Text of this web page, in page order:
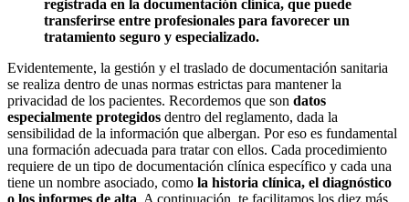
registrada en la documentación clínica, que puede
transferirse entre profesionales para favorecer un
tratamiento seguro y especializado.
Evidentemente, la gestión y el traslado de documentación sanitaria
se realiza dentro de unas normas estrictas para mantener la
privacidad de los pacientes. Recordemos que son datos
especialmente protegidos dentro del reglamento, dada la
sensibilidad de la información que albergan. Por eso es fundamental
una formación adecuada para tratar con ellos. Cada procedimiento
requiere de un tipo de documentación clínica específico y cada una
tiene un nombre asociado, como la historia clínica, el diagnóstico
o los informes de alta. A continuación, te facilitamos los diez más